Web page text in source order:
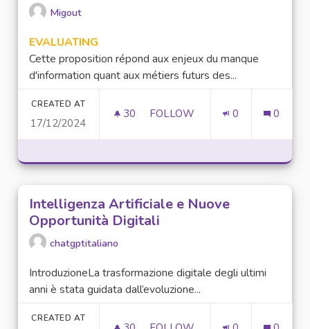
Migout
EVALUATING
Cette proposition répond aux enjeux du manque
d'information quant aux métiers futurs des...
CREATED AT
17/12/2024
30 30 FOLLOWERS
FOLLOW 0 0
Intelligenza Artificiale e Nuove
Opportunità Digitali
chatgptitaliano
IntroduzioneLa trasformazione digitale degli ultimi
anni è stata guidata dall’evoluzione...
CREATED AT